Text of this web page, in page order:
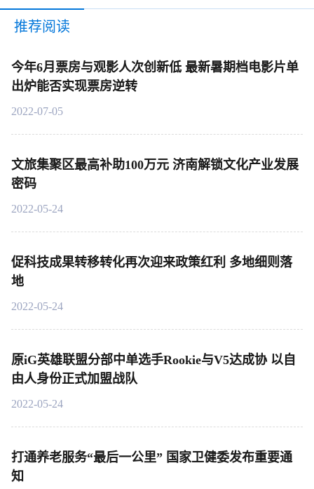
推荐阅读
今年6月票房与观影人次创新低 最新暑期档电影片单
出炉能否实现票房逆转
2022-07-05
文旅集聚区最高补助100万元 济南解锁文化产业发展
密码
2022-05-24
促科技成果转移转化再次迎来政策红利 多地细则落
地
2022-05-24
原iG英雄联盟分部中单选手Rookie与V5达成协 以自
由人身份正式加盟战队
2022-05-24
打通养老服务“最后一公里” 国家卫健委发布重要通
知